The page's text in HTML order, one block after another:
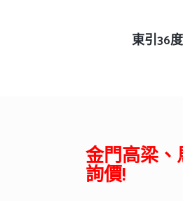
查看
東引36
金門高梁
詢價!